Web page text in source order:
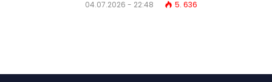
04.07.2026 - 22:48 5. 636